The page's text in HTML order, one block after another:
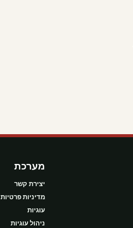
מערכת
יצירת קשר
מדיניות פרטיות
עוגיות
ניהול עוגיות